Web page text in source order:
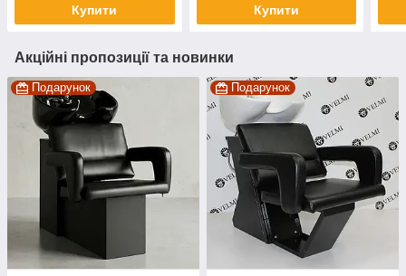
Купити Купити
Акційні пропозиції та новинки
Подарунок Подарунок